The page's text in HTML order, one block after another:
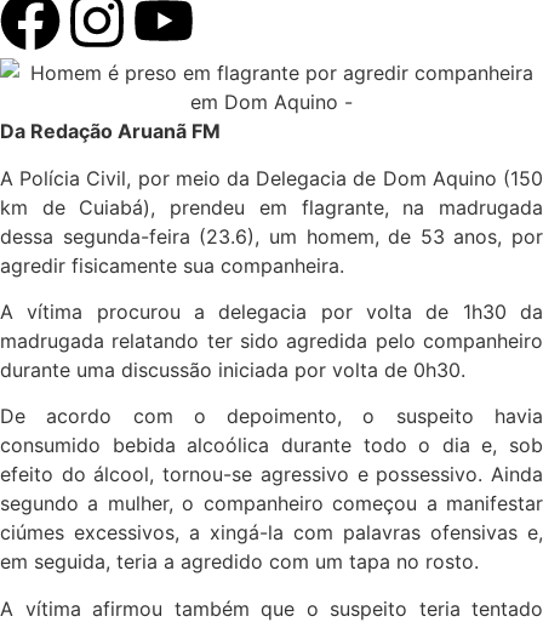
Da Redação Aruanã FM
A Polícia Civil, por meio da Delegacia de Dom Aquino (150
km de Cuiabá), prendeu em flagrante, na madrugada
dessa segunda-feira (23.6), um homem, de 53 anos, por
agredir fisicamente sua companheira.
A vítima procurou a delegacia por volta de 1h30 da
madrugada relatando ter sido agredida pelo companheiro
durante uma discussão iniciada por volta de 0h30.
De acordo com o depoimento, o suspeito havia
consumido bebida alcoólica durante todo o dia e, sob
efeito do álcool, tornou-se agressivo e possessivo. Ainda
segundo a mulher, o companheiro começou a manifestar
ciúmes excessivos, a xingá-la com palavras ofensivas e,
em seguida, teria a agredido com um tapa no rosto.
A vítima afirmou também que o suspeito teria tentado